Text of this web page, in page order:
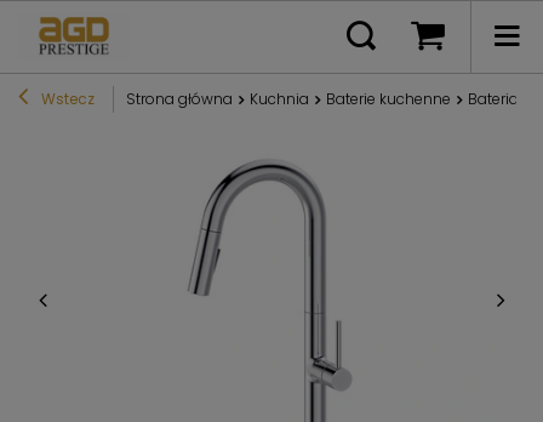
Wstecz Strona główna Kuchnia Baterie kuchenne Bateria